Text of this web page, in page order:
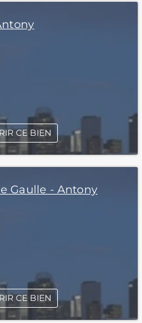
CE BIEN
Gaulle - Antony
CE BIEN